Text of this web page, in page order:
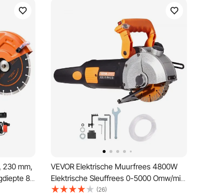
230 mm,
89
VEVOR Elektrische Muurfrees 4800W
Elektrische Sleuffrees 0-5000 Omw/min
Wandfrees met Ergonomische
(26)